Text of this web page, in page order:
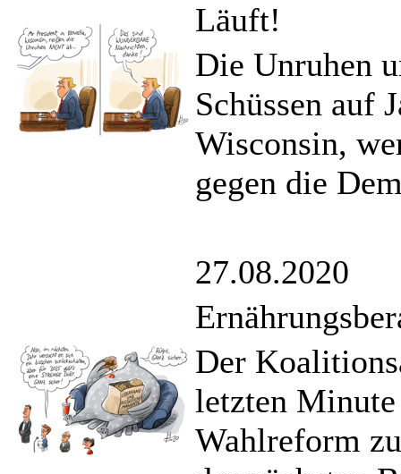
Läuft!
Die Unruhen
Schüssen auf
Wisconsin,
gegen die
27.08.2020
Der
letzten
Wahlreform